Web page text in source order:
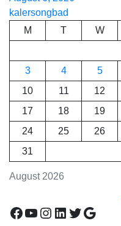
kalersongbad
August 2026
M T W
3
4 5
10
11 12
17
18 19
24
25 26
31
Facebook
YouTube
Instagram
LinkedIn
Twitter
Google